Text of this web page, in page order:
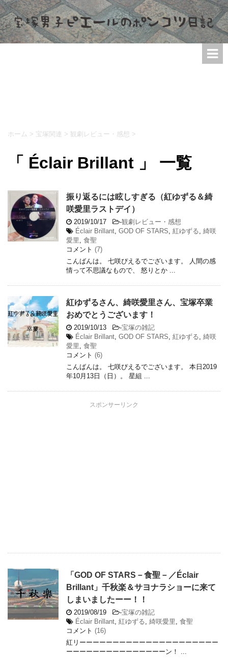
ホーム > 宝塚関連 > 観劇レビュー・感想 >
「 Éclair Brillant 」 一覧
振り返るには眩しすぎる（紅ゆずる＆綺
咲愛里ラストデイ）
2019/10/17 -観劇レビュー・感想
Éclair Brillant, GOD OF STARS, 紅ゆずる, 綺咲
愛里 , 食聖
コメント (7)
こんばんは。 七咲ぴえるでございます。 人間の感
情って不思議なもので、 怒りとか ...
紅ゆずるさん、綺咲愛里さん、宝塚卒業
おめでとうございます！
2019/10/13 -宝塚の雑記
Éclair Brillant, GOD OF STARS, 紅ゆずる, 綺咲
愛里 , 食聖
コメント (6)
こんばんは。 七咲ぴえるでございます。 本日2019
年10月13日（日）。 星組 ...
スポンサーリンク
「GOD OF STARS－食聖－／Éclair
Brillant」千秋楽＆サヨナラショーに来て
しまいましたーー！！
2019/08/19 -宝塚の雑記
Éclair Brillant, 紅ゆずる, 綺咲愛里 , 食聖
コメント (16)
紅リーーーーーーーーーーーーーーーーーーーーー
ーーーーーーーーーーーーーーーン！ ...